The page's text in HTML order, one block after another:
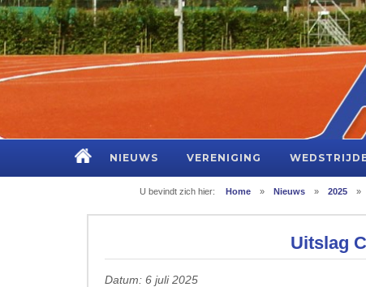
NIEUWS VERENIGING
U bevindt zich hier: Home » Nieuws » 2025 »
Uitslag
Datum: 6 juli 2025